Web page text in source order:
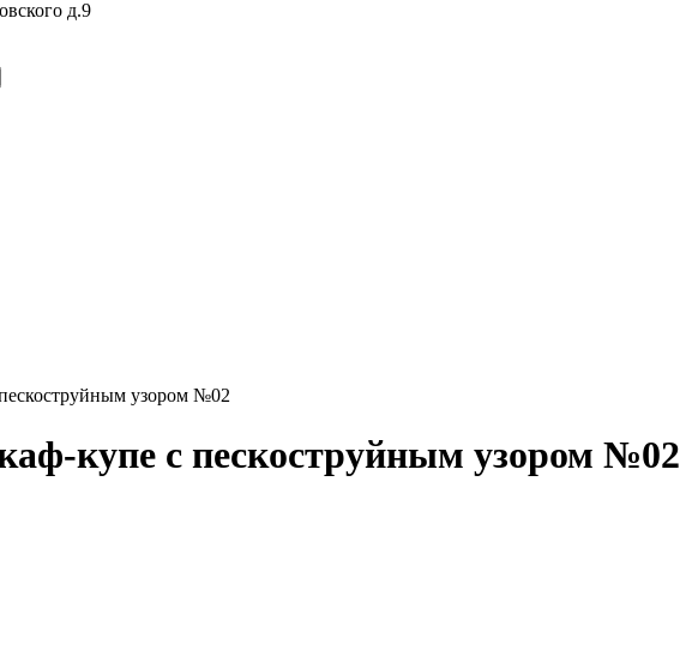
д.9
узором №02
купе с пескоструйным узором №02